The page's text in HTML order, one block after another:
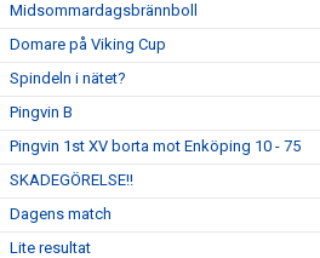
Midsommardagsbrännboll
Domare på Viking Cup
Spindeln i nätet?
Pingvin B
Pingvin 1st XV borta mot Enköping 10 - 75
SKADEGÖRELSE!!
Dagens match
Lite resultat